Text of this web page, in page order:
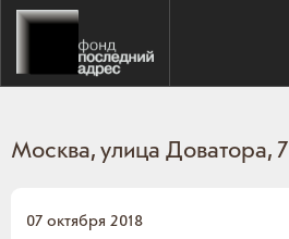
Москва, улица Доватора, 7
07 октября 2018